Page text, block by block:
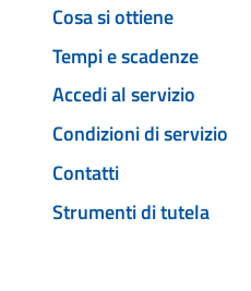
Cosa si ottiene
Tempi e scadenze
Accedi al servizio
Condizioni di servizio
Contatti
Strumenti di tutela